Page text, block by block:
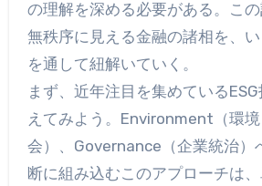
の理解を深める必要がある。こ
無秩序に見える金融の諸相を、
を通して紐解いていく。
まず、近年注目を集めている
えてみよう。Environment（環
会）、Governance（企業統治）
断に組み込むこのアプローチは